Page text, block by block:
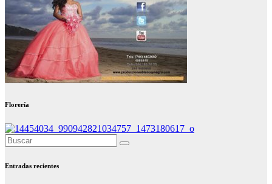
Florería
Entradas recientes